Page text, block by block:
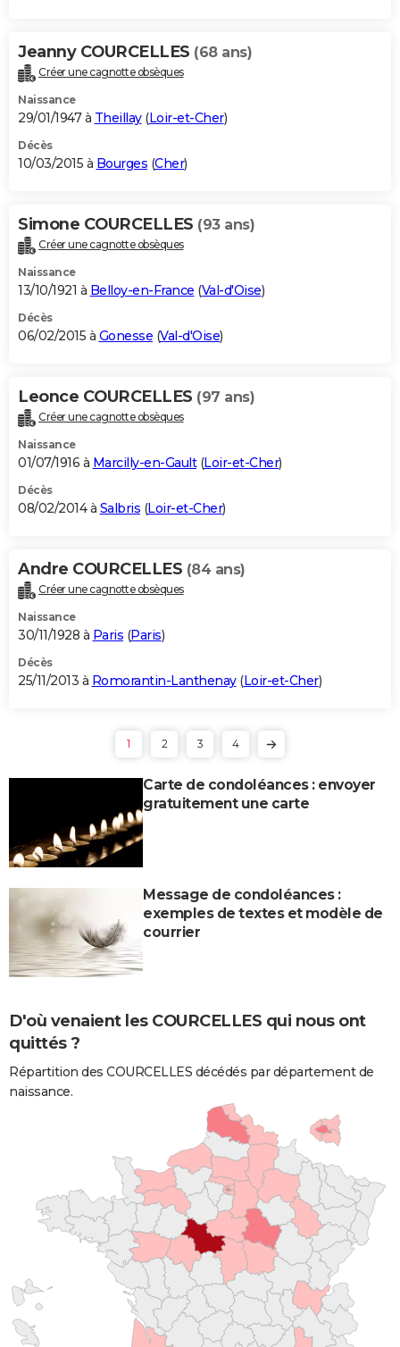
Jeanny COURCELLES (68 ans)
Créer une cagnotte obsèques
Naissance
29/01/1947 à Theillay(Loir-et-Cher)
Décès
10/03/2015 à Bourges (Cher)
Simone COURCELLES (93 ans)
Créer une cagnotte obsèques
Naissance
13/10/1921 à Belloy-en-France (Val-d'Oise)
Décès
06/02/2015 à Gonesse (Val-d'Oise)
Leonce COURCELLES (97 ans)
Créer une cagnotte obsèques
Naissance
01/07/1916 à Marcilly-en-Gault(Loir-et-Cher)
Décès
08/02/2014 à Salbris (Loir-et-Cher)
Andre COURCELLES (84 ans)
Créer une cagnotte obsèques
Naissance
30/11/1928 à Paris (Paris)
Décès
25/11/2013 à Romorantin-Lanthenay(Loir-et-Cher)
1 2 3 4
Carte de condoléances : envoyer
gratuitement une carte
Message de condoléances :
exemples de textes et modèle de
courrier
D'où venaient les COURCELLES qui nous ont
quittés ?
Répartition des COURCELLES décédés par département de
naissance.